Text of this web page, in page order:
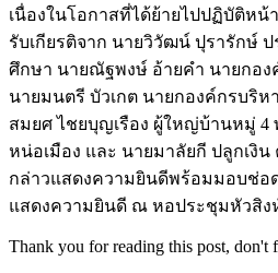
เนื่องในโอกาสที่ได้ย้ายไปปฏิบัติห
รับเกียรติจาก นายวิวัฒน์ ปุรารักษ์
ศึกษา นายณัฐพงษ์ อ้ายคำ นายกอ
นายมนตรี บัวเกต นายกองค์กรบริ
สมยศ ไชยบุญเรือง ผู้ใหญ่บ้านหมู่ 4
หน่อเมือง และ นายมาลัยกี ปลูกเงิ
กล่าวแสดงความยินดีพร้อมมอบช่อ
แสดงความยินดี ณ หอประชุมหัวสิง
Thank you for reading this post, don't